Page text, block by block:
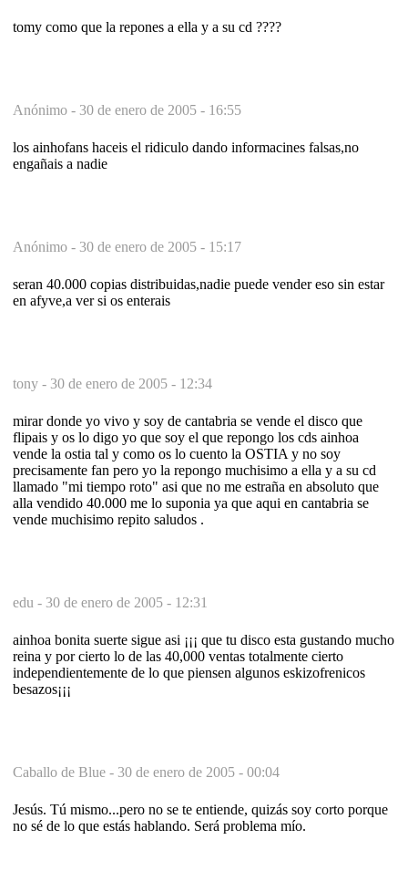
tomy como que la repones a ella y a su cd ????
Anónimo - 30 de enero de 2005 - 16:55
los ainhofans haceis el ridiculo dando informacines falsas,no
engañais a nadie
Anónimo - 30 de enero de 2005 - 15:17
seran 40.000 copias distribuidas,nadie puede vender eso sin estar
en afyve,a ver si os enterais
tony - 30 de enero de 2005 - 12:34
mirar donde yo vivo y soy de cantabria se vende el disco que
flipais y os lo digo yo que soy el que repongo los cds ainhoa
vende la ostia tal y como os lo cuento la OSTIA y no soy
precisamente fan pero yo la repongo muchisimo a ella y a su cd
llamado "mi tiempo roto" asi que no me estraña en absoluto que
alla vendido 40.000 me lo suponia ya que aqui en cantabria se
vende muchisimo repito saludos .
edu - 30 de enero de 2005 - 12:31
ainhoa bonita suerte sigue asi ¡¡¡ que tu disco esta gustando mucho
reina y por cierto lo de las 40,000 ventas totalmente cierto
independientemente de lo que piensen algunos eskizofrenicos
besazos¡¡¡
Caballo de Blue - 30 de enero de 2005 - 00:04
Jesús. Tú mismo...pero no se te entiende, quizás soy corto porque
no sé de lo que estás hablando. Será problema mío.